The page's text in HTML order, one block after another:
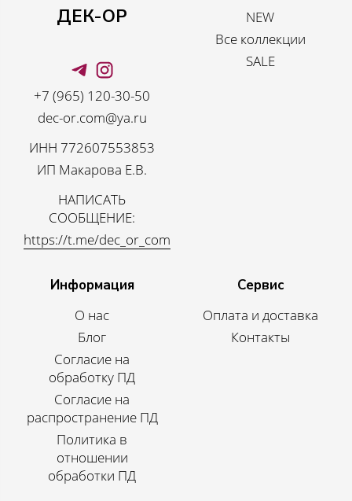
ДЕК-ОР
+7 (965) 120-30-50
dec-or.com@ya.ru
ИНН 772607553853
ИП Макарова Е.В.
НАПИСАТЬ
СООБЩЕНИЕ:
https://t.me/dec_or_com
NEW
Все коллекции
SALE
Информация
О нас
Блог
Согласие на
обработку ПД
Согласие на
распространение ПД
Политика в
отношении
обработки ПД
Сервис
Оплата и доставка
Контакты